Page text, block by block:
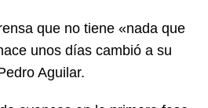
que no tiene «nada que
unos días cambió a su
Aguilar.